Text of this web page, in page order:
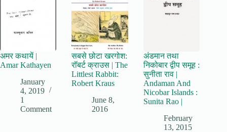
अमर कथायें |
Amar Kathayen
January
4, 2019
1
Comment
सबसे छोटा खरगोश:
रॉबर्ट क्राउस | The
Littlest Rabbit:
Robert Kraus
June 8,
2016
अंडमान तथा
निकोबार द्वीप समूह :
सुनीता राव |
Andaman And
Nicobar Islands :
Sunita Rao |
February
13, 2015